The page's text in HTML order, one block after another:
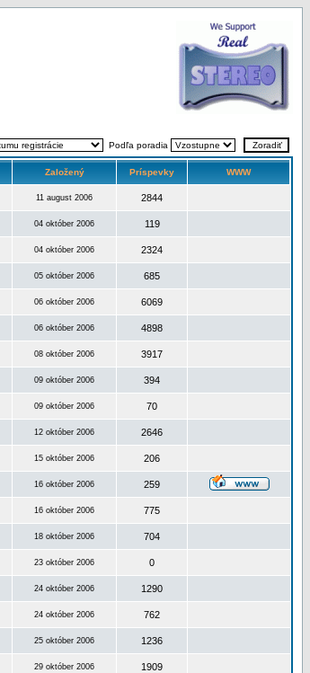
Podľa poradia
Založený Príspevky WWW
11 august 2006 2844
04 október 2006 119
04 október 2006 2324
05 október 2006 685
06 október 2006 6069
06 október 2006 4898
08 október 2006 3917
09 október 2006 394
09 október 2006 70
12 október 2006 2646
15 október 2006 206
16 október 2006 259
16 október 2006 775
18 október 2006 704
23 október 2006 0
24 október 2006 1290
24 október 2006 762
25 október 2006 1236
29 október 2006 1909